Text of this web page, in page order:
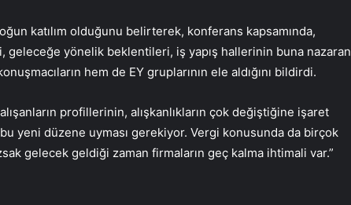
katılım olduğunu belirterek, konferans kapsamında,
geleceğe yönelik beklentileri, iş yapış hallerinin buna nazaran
hem de EY gruplarının ele aldığını bildirdi.
profillerinin, alışkanlıkların çok değiştiğine işaret
yeni düzene uyması gerekiyor. Vergi konusunda da birçok
gelecek geldiği zaman firmaların geç kalma ihtimali var.”